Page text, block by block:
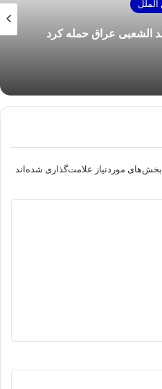
الملل
الشعبی عراق حمله کرد
بخش‌های موردنیاز علامت‌گذاری شده‌اند